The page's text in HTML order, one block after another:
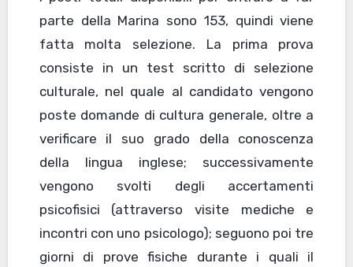
parte della Marina sono 153, quindi viene
fatta molta selezione. La prima prova
consiste in un test scritto di selezione
culturale, nel quale al candidato vengono
poste domande di cultura generale, oltre a
verificare il suo grado della conoscenza
della lingua inglese; successivamente
vengono svolti degli accertamenti
psicofisici (attraverso visite mediche e
incontri con uno psicologo); seguono poi tre
giorni di prove fisiche durante i quali il